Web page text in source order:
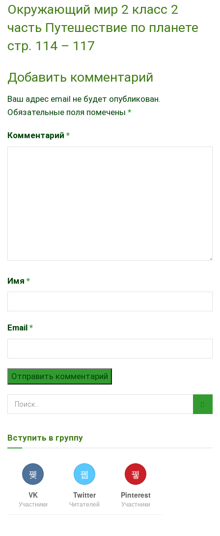
Окружающий мир 2 класс 2
часть Путешествие по планете
стр. 114 – 117
Добавить комментарий
Ваш адрес email не будет опубликован.
Обязательные поля помечены *
Комментарий *
Имя *
Email *
Вступить в группу
VK
Участники
Twitter
Читателей
Pinterest
Участники